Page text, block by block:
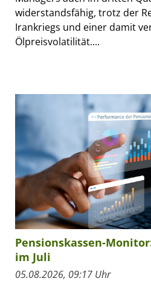
widerstandsfähig, trotz der
Irankriegs und einer damit
Ölpreisvolatilität....
Pensionskassen-
im Juli
05.08.2026, 09:17 Uhr